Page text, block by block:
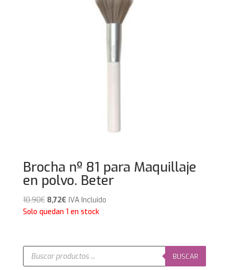
Brocha nº 81 para Maquillaje
en polvo. Beter
10,90€ El
precio
10,90€.
8,72€El
precio
8,72€.
IVA Incluido
Solo quedan 1 en stock
Búsqueda
productos
BUSCAR